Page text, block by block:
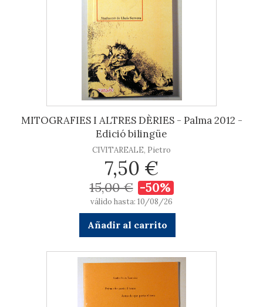
MITOGRAFIES I ALTRES DÈRIES - Palma 2012 -
Edició bilingüe
CIVITAREALE, Pietro
7,50 €
15,00 € -50%
válido hasta: 10/08/26
Añadir al carrito